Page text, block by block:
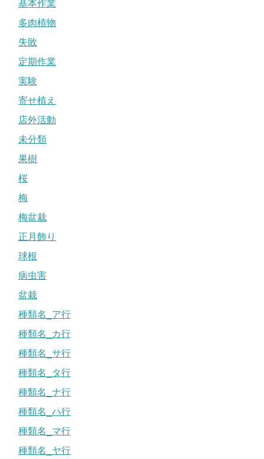
基本作業
多肉植物
失敗
定期作業
実験
寄せ植え
店外活動
未分類
果樹
桜
梅
梅盆栽
正月飾り
球根
病虫害
盆栽
種類名_ア行
種類名_カ行
種類名_サ行
種類名_タ行
種類名_ナ行
種類名_ハ行
種類名_マ行
種類名_ヤ行